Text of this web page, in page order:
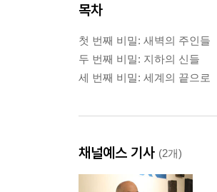
목차
첫 번째 비밀: 새벽의 주인들
두 번째 비밀: 지하의 신들
세 번째 비밀: 세계의 끝으로
채널예스 기사 (2개)